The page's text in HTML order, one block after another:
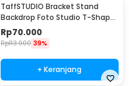
TaffSTUDIO Bracket Stand
Backdrop Foto Studio T-Shape
with 2 Clip 60x70cm - M138
Rp70.000
Rp113.900 39%
+ Keranjang